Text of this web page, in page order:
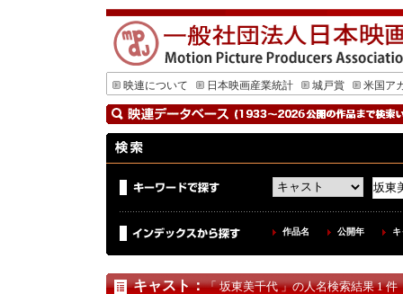
映連について 日本映画産業統計 城戸賞 米国ア
作品名 公開年
キャスト：「 坂東美千代 」の人名検索結果 1 件